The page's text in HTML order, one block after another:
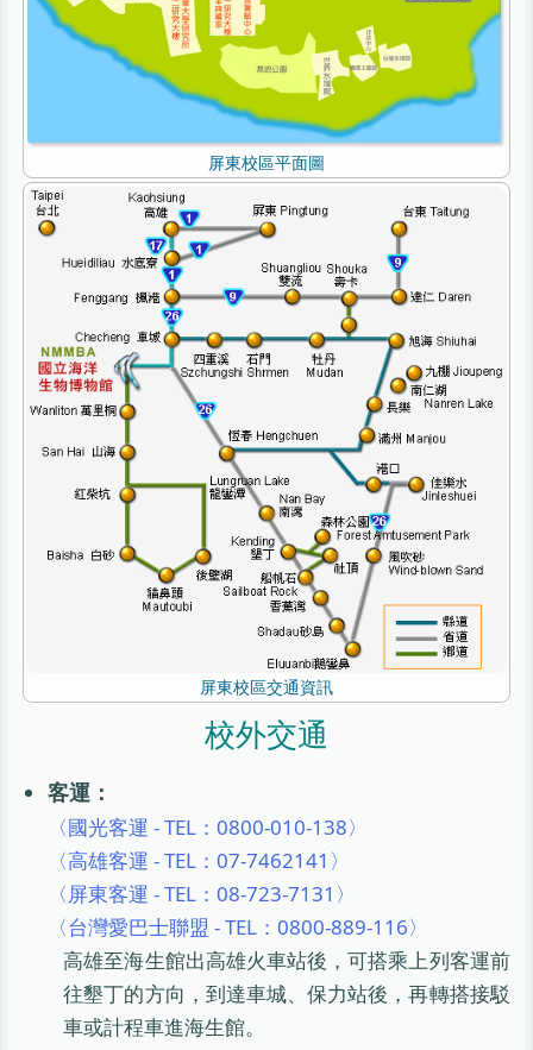
屏東校區平面圖
屏東校區交通資訊
校外交通
客運：
〈國光客運 - TEL：0800-010-138〉
〈高雄客運 - TEL：07-7462141〉
〈屏東客運 - TEL：08-723-7131〉
〈台灣愛巴士聯盟 - TEL：0800-889-116〉
高雄至海生館出高雄火車站後，可搭乘上列客運前
往墾丁的方向，到達車城、保力站後，再轉搭接駁
車或計程車進海生館。